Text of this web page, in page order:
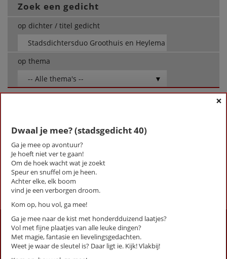
Zoek een gedicht
op dichter / titel gedicht
op thema
-- Alle thema's --
In Zeist (Stadsgedicht 1)
Op zondag is de zee gesloten (Stadsgedicht 8)
[Kies Maar] (Stadsgedicht 15)
«First‹Previous
1 ›Next
×
Dwaal je mee? (stadsgedicht 40)
Ga je mee op avontuur?
Je hoeft niet ver te gaan!
Om de hoek wacht wat je zoekt
Speur en snuffel om je heen.
Achter elke, elk boom
vind je een verborgen droom.
Kom op, hou vol, ga mee!
Ga je mee naar de kist met honderdduizend laatjes?
Vol met fijne plaatjes van alle leuke dingen?
Met magie, fantasie en lievelingsgedachten.
Weet je waar de sleutel is? Daar ligt ie. Kijk! Vlakbij!
Activiteiten
Lezingen door en over schrijvers
Stadsdichtersduo van Zeist